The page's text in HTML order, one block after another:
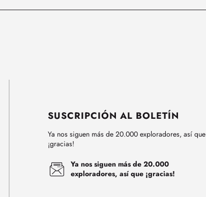
SUSCRIPCIÓN AL BOLETÍN
Ya nos siguen más de 20.000 exploradores, así que
¡gracias!
Ya nos siguen más de 20.000
exploradores, así que ¡gracias!